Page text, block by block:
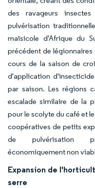
des ravageurs
pulvérisation
maïsicole d'Afrique du
précédent de
cours de la saison de
d'application
par saison. Les régions
escalade similaire de la
pour le scolyte du café et
coopératives de petits
de pulvérisation
économiquement non
Expansion de
serre